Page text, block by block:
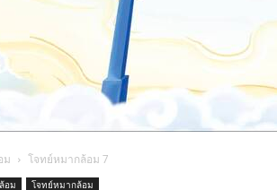
ม โจทย์หมากล้อม 7
อม โจทย์หมากล้อม